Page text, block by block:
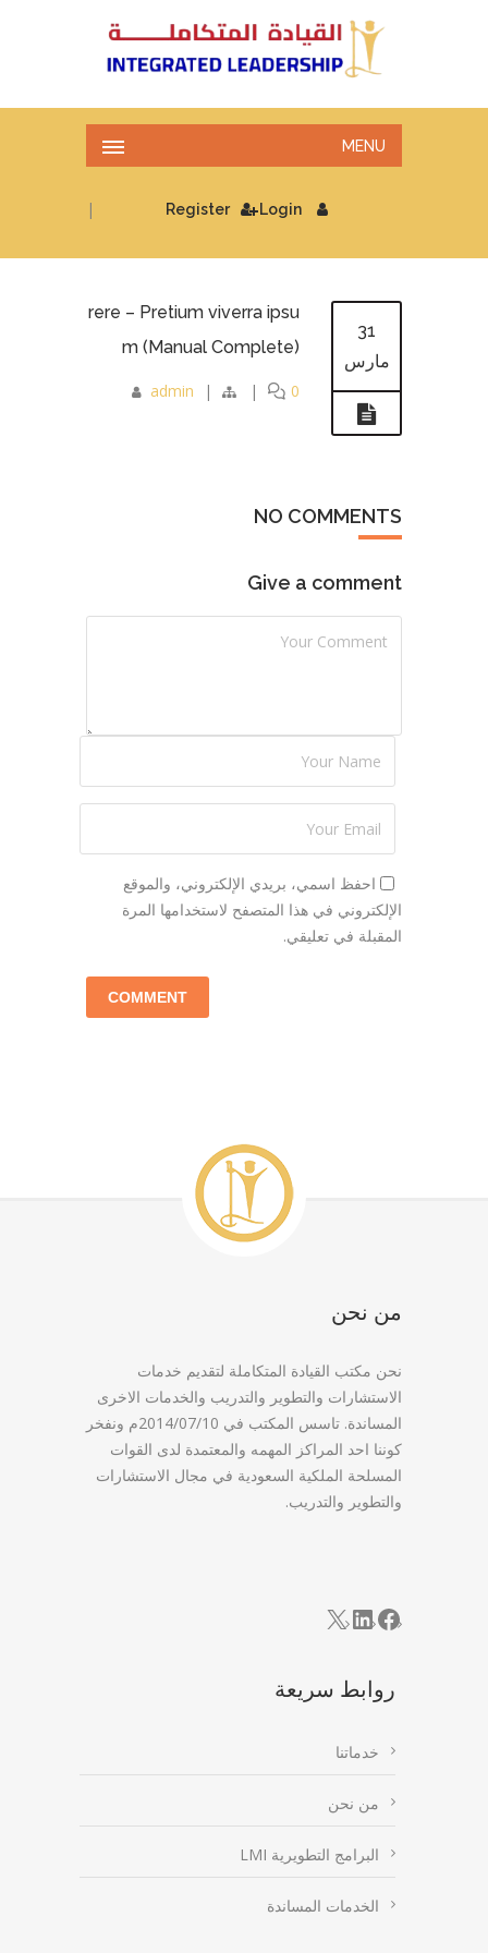
MENU
Login
| Register
31
مارس
rere – Pretium viverra ipsu
m (Manual Complete)
admin | | 0
NO COMMENTS
Give a comment
احفظ اسمي، بريدي الإلكتروني، والموقع
الإلكتروني في هذا المتصفح لاستخدامها المرة
المقبلة في تعليقي.
من نحن
نحن مكتب القيادة المتكاملة لتقديم خدمات
الاستشارات والتطوير والتدريب والخدمات الاخرى
المساندة. تاسس المكتب في 2014/07/10م ونفخر
كوننا احد المراكز المهمه والمعتمدة لدى القوات
المسلحة الملكية السعودية في مجال الاستشارات
والتطوير والتدريب.
Facebook
LinkedIn
X
روابط سريعة
خدماتنا
من نحن
البرامج التطويرية LMI
الخدمات المساندة